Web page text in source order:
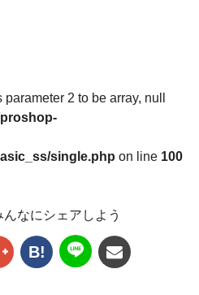
2 to be array, null
single.php on line 100
なにシェアしよう
B!